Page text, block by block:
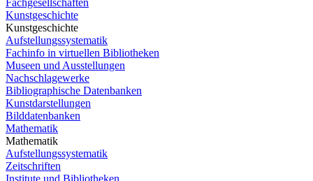
Fachgesellschaften
Kunstgeschichte
Kunstgeschichte
Aufstellungssystematik
Fachinfo in virtuellen Bibliotheken
Museen und Ausstellungen
Nachschlagewerke
Bibliographische Datenbanken
Kunstdarstellungen
Bilddatenbanken
Mathematik
Mathematik
Aufstellungssystematik
Zeitschriften
Institute und Bibliotheken